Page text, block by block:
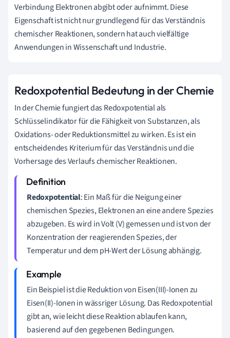
Verbindung Elektronen abgibt oder aufnimmt. Diese
Eigenschaft ist nicht nur grundlegend für das Verständnis
chemischer Reaktionen, sondern hat auch vielfältige
Anwendungen in Wissenschaft und Industrie.
Redoxpotential Bedeutung in der Chemie
In der Chemie fungiert das Redoxpotential als
Schlüsselindikator für die Fähigkeit von Substanzen, als
Oxidations- oder Reduktionsmittel zu wirken. Es ist ein
entscheidendes Kriterium für das Verständnis und die
Vorhersage des Verlaufs chemischer Reaktionen.
Redoxpotential: Ein Maß für die Neigung einer
chemischen Spezies, Elektronen an eine andere Spezies
abzugeben. Es wird in Volt (V) gemessen und ist von der
Konzentration der reagierenden Spezies, der
Temperatur und dem pH-Wert der Lösung abhängig.
Ein Beispiel ist die Reduktion von Eisen(III)-Ionen zu
Eisen(II)-Ionen in wässriger Lösung. Das Redoxpotential
gibt an, wie leicht diese Reaktion ablaufen kann,
basierend auf den gegebenen Bedingungen.